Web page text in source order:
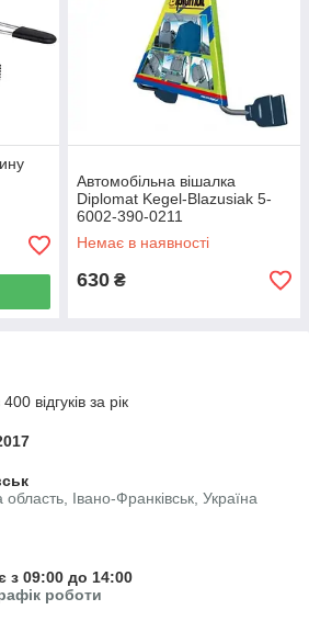
Автомобільна вішалка
Diplomat Kegel-Blazusiak 5-
6002-390-0211
Немає в наявності
630 ₴
відгуків за рік
область, Івано-Франківськ, Україна
з 09:00 до 14:00
роботи